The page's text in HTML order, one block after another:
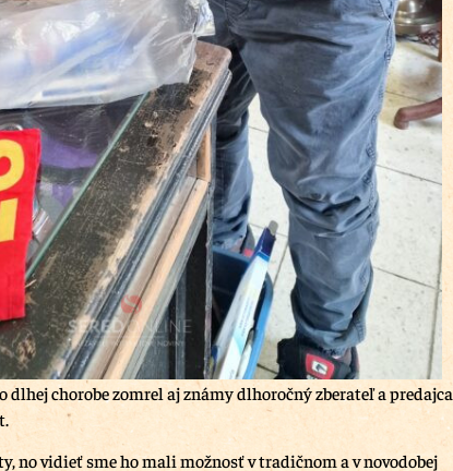
dlhej chorobe zomrel aj známy dlhoročný zberateľ a predajca
no vidieť sme ho mali možnosť v tradičnom a v novodobej